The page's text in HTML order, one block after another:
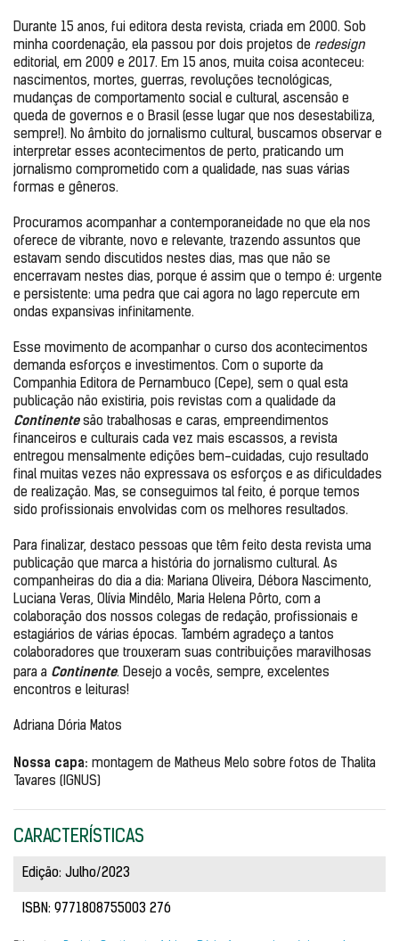
Durante 15 anos, fui editora desta revista, criada em 2000. Sob
minha coordenação, ela passou por dois projetos de
editorial, em 2009 e 2017. Em 15 anos, muita coisa aconteceu:
nascimentos, mortes, guerras, revoluções tecnológicas,
mudanças de comportamento social e cultural, ascensão e
queda de governos e o Brasil (esse lugar que nos desestabiliza,
sempre!). No âmbito do jornalismo cultural, buscamos observar e
interpretar esses acontecimentos de perto, praticando um
jornalismo comprometido com a qualidade, nas suas várias
formas e gêneros.
Procuramos acompanhar a contemporaneidade no que ela nos
oferece de vibrante, novo e relevante, trazendo assuntos que
estavam sendo discutidos nestes dias, mas que não se
encerravam nestes dias, porque é assim que o tempo é: urgente
e persistente: uma pedra que cai agora no lago repercute em
ondas expansivas infinitamente.
Esse movimento de acompanhar o curso dos acontecimentos
demanda esforços e investimentos. Com o suporte da
Companhia Editora de Pernambuco (Cepe), sem o qual esta
Continente são trabalhosas e caras, empreendimentos
financeiros e culturais cada vez mais escassos, a revista
entregou mensalmente edições bem-cuidadas, cujo resultado
final muitas vezes não expressava os esforços e as dificuldades
de realização. Mas, se conseguimos tal feito, é porque temos
sido profissionais envolvidas com os melhores resultados.
Para finalizar, destaco pessoas que têm feito desta revista uma
publicação que marca a história do jornalismo cultural. As
companheiras do dia a dia: Mariana Oliveira, Débora Nascimento,
Luciana Veras, Olívia Mindêlo, Maria Helena Pôrto, com a
colaboração dos nossos colegas de redação, profissionais e
estagiários de várias épocas. Também agradeço a tantos
colaboradores que trouxeram suas contribuições maravilhosas
para a Continente. Desejo a vocês, sempre, excelentes
encontros e leituras!
Adriana Dória Matos
Nossa capa: montagem de Matheus Melo sobre fotos de Thalita
Tavares (IGNUS)
CARACTERÍSTICAS
Edição: Julho/2023
ISBN: 9771808755003 276